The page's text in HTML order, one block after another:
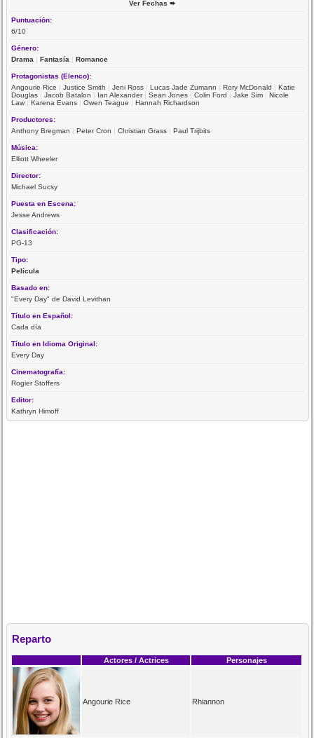
Ver Fechas ➨
Puntuación:
6/10
Género:
Drama |Fantasía |Romance
Protagonistas (Elenco):
Angourie Rice |Justice Smith |Jeni Ross |Lucas Jade Zumann |Rory McDonald |Katie
Douglas |Jacob Batalon | Ian Alexander|Sean Jones |Colin Ford |Jake Sim |Nicole
Law |Karena Evans |Owen Teague |Hannah Richardson
Productores:
Anthony Bregman |Peter Cron |Christian Grass |Paul Trijbits
Música:
Elliott Wheeler
Director:
Michael Sucsy
Puesta en Escena:
Jesse Andrews
Clasificación:
PG-13
Tipo:
Película
Basado en:
"Every Day" de David Levithan
Título en Español:
Cada día
Título en Idioma Original:
Every Day
Cinematografía:
Rogier Stoffers
Editor:
Kathryn Himoff
Reparto
Actores / Actrices Personajes
Angourie Rice Rhiannon